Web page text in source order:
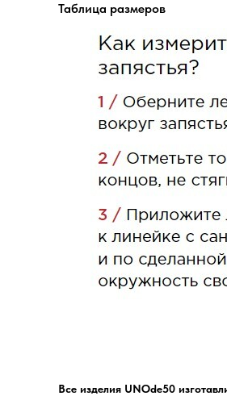
Таблица размеров
Все изделия UNOde50